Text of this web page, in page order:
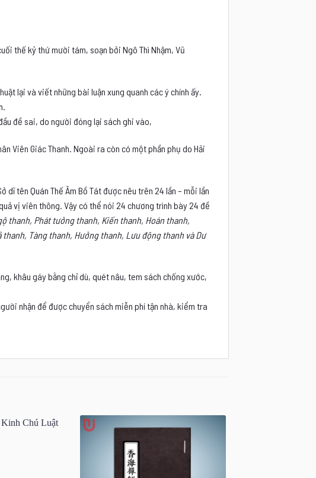
thế kỷ thứ mười tám, soạn bởi Ngô Thì Nhậm, Vũ
lại và viết những bài luận xung quanh các ý chính ấy.
đề sai, do người đóng lại sách ghi vào,
Viên Giác Thanh. Ngoài ra còn có một phần phụ do Hải
dĩ tên Quán Thế Âm Bồ Tát được nêu trên 24 lần – mỗi lần
vị viên thông. Vậy có thể nói 24 chương trình bày 24 đề
thanh, Phát tưởng thanh, Kiến thanh, Hoán thanh,
Tàng thanh, Hưởng thanh, Lưu động thanh và Dư
khâu gáy bằng chỉ dù, quét nâu, tem sách chống xước,
nhận để được chuyển sách miễn phí tận nhà, kiểm tra